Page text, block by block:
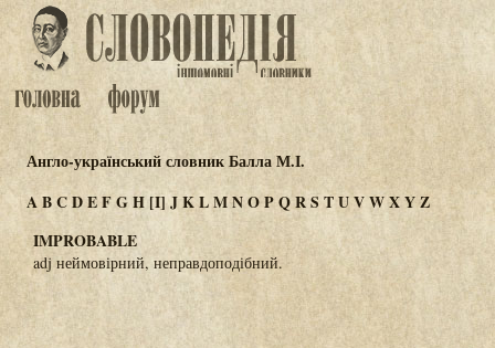
Англо-український словник Балла М.І.
ABCDEFGH[I] JKLMNOPQRSTUVWXYZ
IMPROBABLE
adj неймовірний, неправдоподібний.